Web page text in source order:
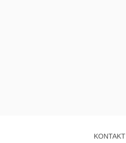
KONTAKT